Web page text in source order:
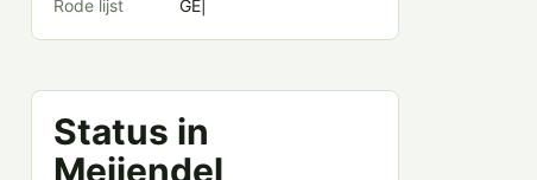
Rode lijst
GE|
Status in
Meijendel